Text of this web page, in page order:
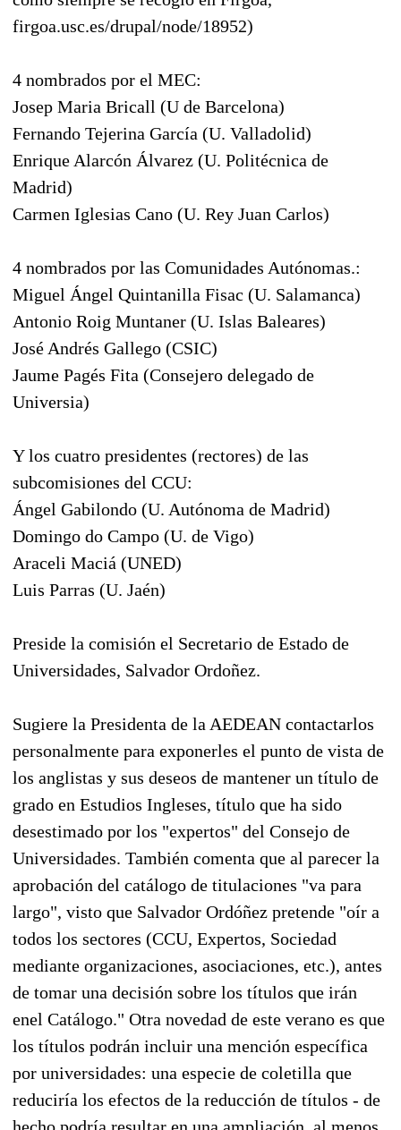
firgoa.usc.es/drupal/node/18952)
4 nombrados por el MEC:
Josep Maria Bricall (U de Barcelona)
Fernando Tejerina García (U. Valladolid)
Enrique Alarcón Álvarez (U. Politécnica de
Madrid)
Carmen Iglesias Cano (U. Rey Juan Carlos)
4 nombrados por las Comunidades Autónomas.:
Miguel Ángel Quintanilla Fisac (U. Salamanca)
Antonio Roig Muntaner (U. Islas Baleares)
José Andrés Gallego (CSIC)
Jaume Pagés Fita (Consejero delegado de
Universia)
Y los cuatro presidentes (rectores) de las
subcomisiones del CCU:
Ángel Gabilondo (U. Autónoma de Madrid)
Domingo do Campo (U. de Vigo)
Araceli Maciá (UNED)
Luis Parras (U. Jaén)
Preside la comisión el Secretario de Estado de
Universidades, Salvador Ordoñez.
Sugiere la Presidenta de la AEDEAN contactarlos
personalmente para exponerles el punto de vista de
los anglistas y sus deseos de mantener un título de
grado en Estudios Ingleses, título que ha sido
desestimado por los "expertos" del Consejo de
Universidades. También comenta que al parecer la
aprobación del catálogo de titulaciones "va para
largo", visto que Salvador Ordóñez pretende "oír a
todos los sectores (CCU, Expertos, Sociedad
mediante organizaciones, asociaciones, etc.), antes
de tomar una decisión sobre los títulos que irán
enel Catálogo." Otra novedad de este verano es que
los títulos podrán incluir una mención específica
por universidades: una especie de coletilla que
reduciría los efectos de la reducción de títulos - de